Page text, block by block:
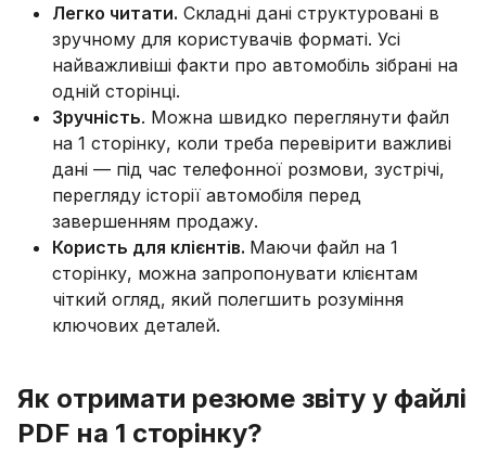
Легко читати. Складні дані структуровані в
зручному для користувачів форматі. Усі
найважливіші факти про автомобіль зібрані на
одній сторінці.
Зручність. Можна швидко переглянути файл
на 1 сторінку, коли треба перевірити важливі
дані — під час телефонної розмови, зустрічі,
перегляду історії автомобіля перед
завершенням продажу.
Користь для клієнтів. Маючи файл на 1
сторінку, можна запропонувати клієнтам
чіткий огляд, який полегшить розуміння
ключових деталей.
Як отримати резюме звіту у файлі
PDF на 1 сторінку?